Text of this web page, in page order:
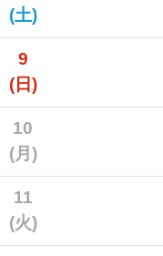
(土)
9
(日)
10
(月)
11
(火)